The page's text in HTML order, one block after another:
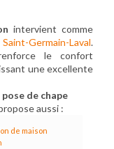
intervient comme
Germain-Laval.
le confort
une excellente
de chape
aussi :
de maison